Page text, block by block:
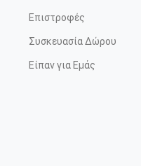
Επιστροφές
Συσκευασία Δώρου
Είπαν για Εμάς